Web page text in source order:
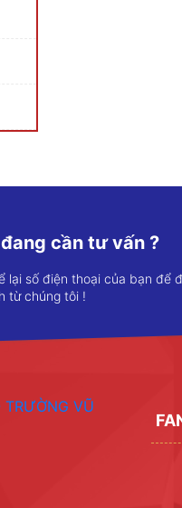
cần tư vấn ?
lại số điện thoại của bạn để
từ chúng tôi !